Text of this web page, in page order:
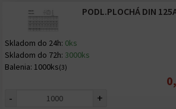
PODL.PLOCHÁ DIN
Skladom do 24h: 0ks
Skladom do 72h: 3000ks
Balenia: 1000ks(3)
- +